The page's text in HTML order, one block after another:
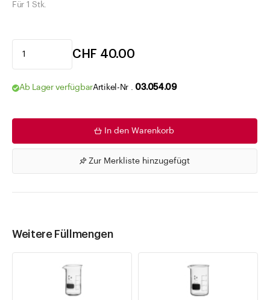
Für 1 Stk.
CHF 40.00
Ab Lager verfügbarArtikel-Nr . 03.054.09
In den Warenkorb
Zur Merkliste hinzugefügt
Weitere Füllmengen